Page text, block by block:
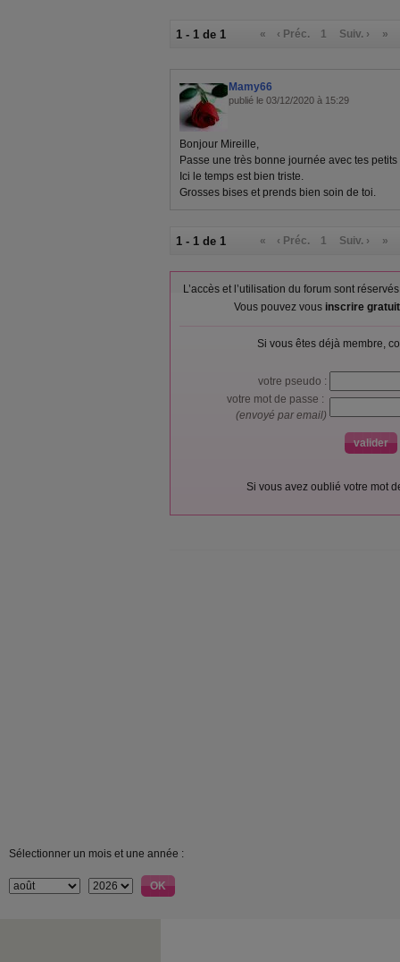
1 - 1 de 1 « ‹ Préc. 1 Suiv. › »
Mamy66
publié le 03/12/2020 à 15:29
Bonjour Mireille,
Passe une très bonne journée avec tes petits
Ici le temps est bien triste.
Grosses bises et prends bien soin de toi.
1 - 1 de 1 « ‹ Préc. 1 Suiv. › »
L’accès et l’utilisation du forum sont
Vous pouvez vous inscrire
Si vous êtes déjà membre,
votre pseudo :
votre mot de passe :
(envoyé par email)
Si vous avez oublié votre mot
Sélectionner un mois et une année :